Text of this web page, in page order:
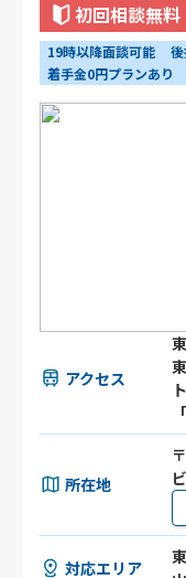
初回相談無料
19時以降面談可能
着手金0円プランあり
アクセス
所在地
対応エリア